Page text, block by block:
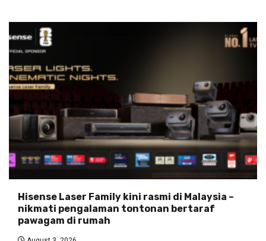
Hisense Laser Family kini rasmi di Malaysia –
nikmati pengalaman tontonan bertaraf
pawagam di rumah